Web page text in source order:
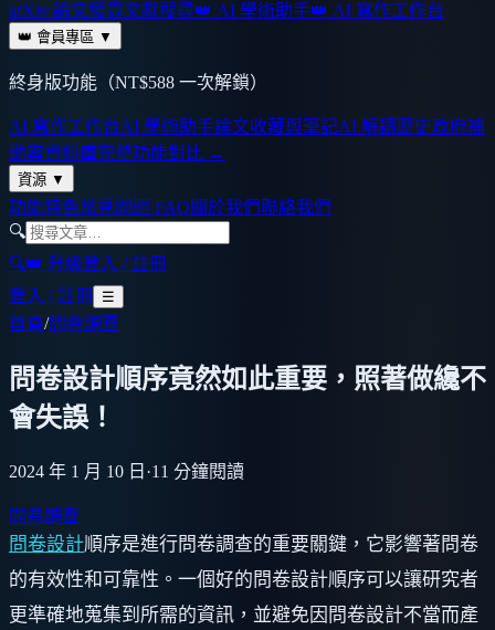
arXiv 論文搜尋文獻搜尋👑 AI 學術助手👑 AI 寫作工作台
👑 會員專區 ▼
終身版功能（NT$588 一次解鎖）
AI 寫作工作台AI 學術助手論文收藏與筆記AI 解讀歷史政府補
助案資料庫完整功能對比 →
資源 ▼
功能特色常見問題 FAQ關於我們聯絡我們
🔍
🔍👑 升級登入 / 註冊
登入 / 註冊 ☰
首頁/問卷調查
問卷設計順序竟然如此重要，照著做纔不
會失誤！
2024 年 1 月 10 日 ·11 分鐘閱讀
問卷調查
問卷設計順序是進行問卷調查的重要關鍵，它影響著問卷
的有效性和可靠性。一個好的問卷設計順序可以讓研究者
更準確地蒐集到所需的資訊，並避免因問卷設計不當而產